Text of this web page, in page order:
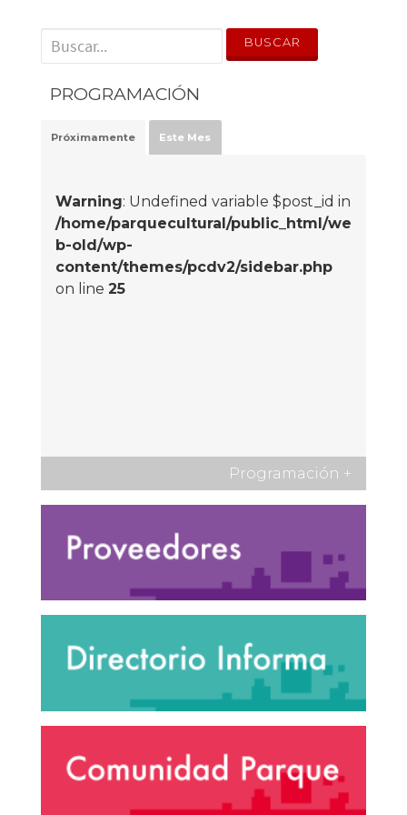
' . __('Search for:') . '
PROGRAMACIÓN
Próximamente Este Mes
Warning: Undefined variable $post_id in
/home/parquecultural/public_html/we
b-old/wp-
content/themes/pcdv2/sidebar.php
on line 25
Programación +